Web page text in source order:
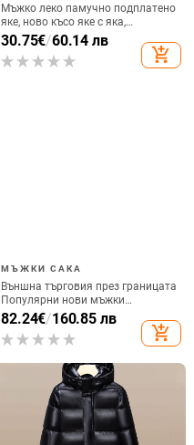
Мъжко леко памучно подплатено
яке, ново късо яке с яка,
ежедневно топло, леко памучно
подплатено яке за есен и зима с
качулка, тънко малко памучно
30.75€/60.14 лв
add_shopping_cart
МЪЖКИ САКА
Външна търговия през границата
Популярни нови мъжки
кадифени костюми за банкети и
сватби, кумове и официални
костюми Amazon
82.24€/160.85 лв
add_shopping_cart